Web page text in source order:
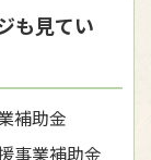
も見てい
補助金
事業補助金